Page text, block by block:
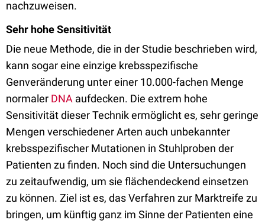
nachzuweisen.
Sehr hohe Sensitivität
Die neue Methode, die in der Studie beschrieben wird,
kann sogar eine einzige krebsspezifische
Genveränderung unter einer 10.000-fachen Menge
normaler DNA aufdecken. Die extrem hohe
Sensitivität dieser Technik ermöglicht es, sehr geringe
Mengen verschiedener Arten auch unbekannter
krebsspezifischer Mutationen in Stuhlproben der
Patienten zu finden. Noch sind die Untersuchungen
zu zeitaufwendig, um sie flächendeckend einsetzen
zu können. Ziel ist es, das Verfahren zur Marktreife zu
bringen, um künftig ganz im Sinne der Patienten eine